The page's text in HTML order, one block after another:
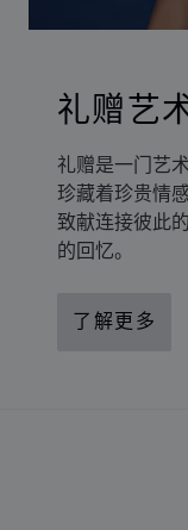
礼赠艺
礼赠是一门艺
珍藏着珍贵情
致献连接彼此
的回忆。
了解更多